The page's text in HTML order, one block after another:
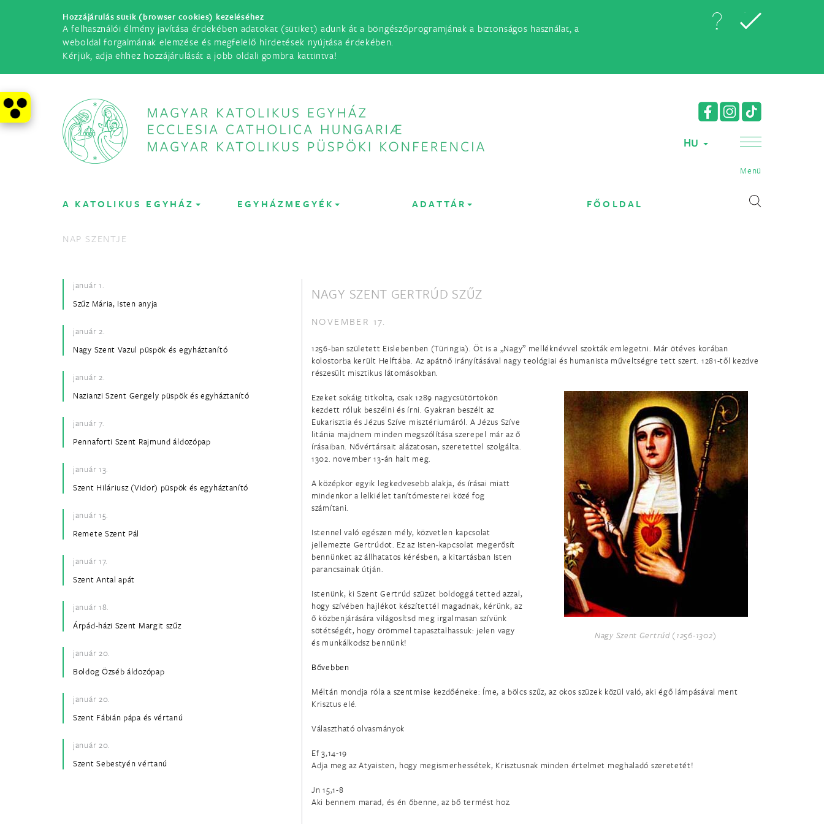
Hozzájárulás sütik (browser cookies) kezeléséhez
A felhasználói élmény javítása érdekében adatokat (sütiket) adunk át a böngészőprogramjának a biztonságos használat, a
weboldal forgalmának elemzése és megfelelő hirdetések nyújtása érdekében.
Kérjük, adja ehhez hozzájárulását a jobb oldali gombra kattintva!
HU
Menü
A KATOLIKUS EGYHÁZ EGYHÁZMEGYÉK ADATTÁR FŐOLDAL
NAP SZENTJE
január 1.
Szűz Mária, Isten anyja
január 2.
Nagy Szent Vazul püspök és egyháztanító
január 2.
Nazianzi Szent Gergely püspök és egyháztanító
január 7.
Pennaforti Szent Rajmund áldozópap
január 13.
Szent Hiláriusz (Vidor) püspök és egyháztanító
január 15.
Remete Szent Pál
január 17.
Szent Antal apát
január 18.
Árpád-házi Szent Margit szűz
január 20.
Boldog Özséb áldozópap
január 20.
Szent Fábián pápa és vértanú
január 20.
Szent Sebestyén vértanú
NAGY SZENT GERTRÚD SZŰZ
NOVEMBER 17.
1256-ban született Eislebenben (Türingia). Öt is a „Nagy” melléknévvel szokták emlegetni. Már ötéves korában
kolostorba került Helftába. Az apátnő irányításával nagy teológiai és humanista műveltségre tett szert. 1281-től kezdve
részesült misztikus látomásokban.
Nagy Szent Gertrúd (1256-1302)
Ezeket sokáig titkolta, csak 1289 nagycsütörtökön
kezdett róluk beszélni és írni. Gyakran beszélt az
Eukarisztia és Jézus Szíve misztériumáról. A Jézus Szíve
litánia majdnem minden megszólítása szerepel már az ő
írásaiban. Nővértársait alázatosan, szeretettel szolgálta.
1302. november 13-án halt meg.
A középkor egyik legkedvesebb alakja, és írásai miatt
mindenkor a lelkiélet tanítómesterei közé fog
számítani.
Istennel való egészen mély, közvetlen kapcsolat
jellemezte Gertrúdot. Ez az Isten-kapcsolat megerősít
bennünket az állhatatos kérésben, a kitartásban Isten
parancsainak útján.
Istenünk, ki Szent Gertrúd szüzet boldoggá tetted azzal,
hogy szívében hajlékot készítettél magadnak, kérünk, az
ő közbenjárására világosítsd meg irgalmasan szívünk
sötétségét, hogy örömmel tapasztalhassuk: jelen vagy
és munkálkodsz bennünk!
Bővebben
Méltán mondja róla a szentmise kezdőéneke: Íme, a bölcs szűz, az okos szüzek közül való, aki égő lámpásával ment
Krisztus elé.
Választható olvasmányok
Ef 3,14-19
Adja meg az Atyaisten, hogy megismerhessétek, Krisztusnak minden értelmet meghaladó szeretetét!
Jn 15,1-8
Aki bennem marad, és én őbenne, az bő termést hoz.